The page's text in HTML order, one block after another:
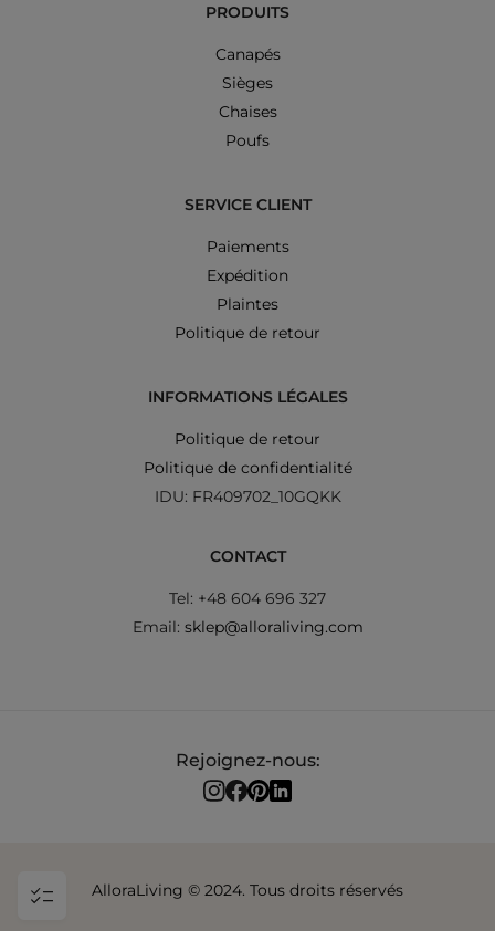
PRODUITS
Canapés
Sièges
Chaises
Poufs
SERVICE CLIENT
Paiements
Expédition
Plaintes
Politique de retour
INFORMATIONS LÉGALES
Politique de retour
Politique de confidentialité
IDU: FR409702_10GQKK
CONTACT
Tel: +48 604 696 327
Email: sklep@alloraliving.com
Rejoignez-nous:
AlloraLiving © 2024. Tous droits réservés